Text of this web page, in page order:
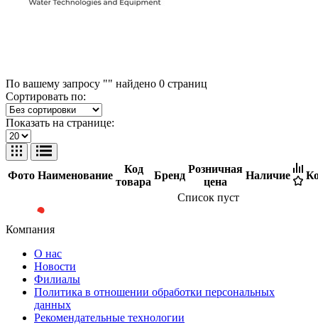
По вашему запросу "" найдено 0 страниц
Сортировать по:
Показать на странице:
Фото Наименование
Код
товара
Бренд
Розничная
цена
Наличие
Список пуст
Компания
О нас
Новости
Филиалы
Политика в отношении обработки персональных
данных
Рекомендательные технологии